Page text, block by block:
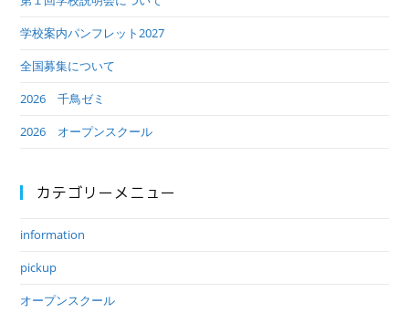
学校案内パンフレット2027
全国募集について
2026 千鳥ゼミ
2026 オープンスクール
カテゴリーメニュー
information
pickup
オープンスクール